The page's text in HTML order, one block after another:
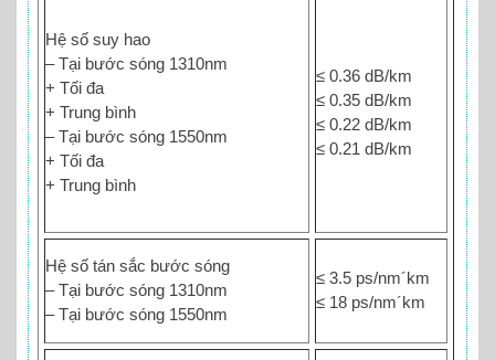
Hệ số suy hao
– Tại bước sóng 1310nm
+ Tối đa
+ Trung bình
– Tại bước sóng 1550nm
+ Tối đa
+ Trung bình
≤ 0.36 dB/km
≤ 0.35 dB/km
≤ 0.22 dB/km
≤ 0.21 dB/km
Hệ số tán sắc bước sóng
– Tại bước sóng 1310nm
– Tại bước sóng 1550nm
≤ 3.5 ps/nm´km
≤ 18 ps/nm´km